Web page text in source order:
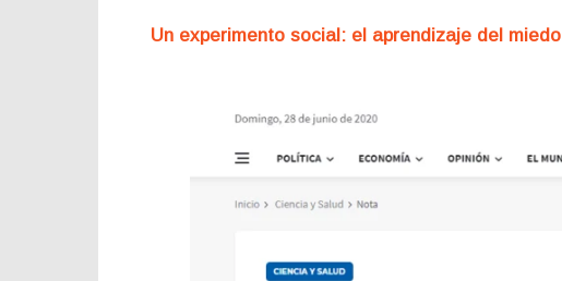
Un experimento social: el aprendizaje del miedo